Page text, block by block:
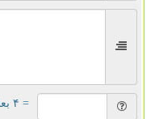
= ۴ بعلاوه ۱